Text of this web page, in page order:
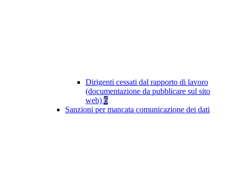
Dirigenti cessati dal rapporto di lavoro
(documentazione da pubblicare sul sito
web) 6
Sanzioni per mancata comunicazione dei dati